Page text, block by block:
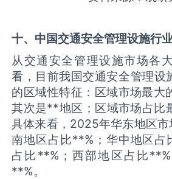
十、中国交通安全管理设施行
从交通安全管理设施市场各
看，目前我国交通安全管理设
的区域性特征：区域市场最大
其次是**地区；区域市场占比
具体来看，2025年华东地区
南地区占比**%；华中地区占
占比**%；西部地区占比
**%。